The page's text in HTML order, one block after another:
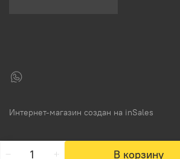
В корзину
Интернет-магазин создан на inSales